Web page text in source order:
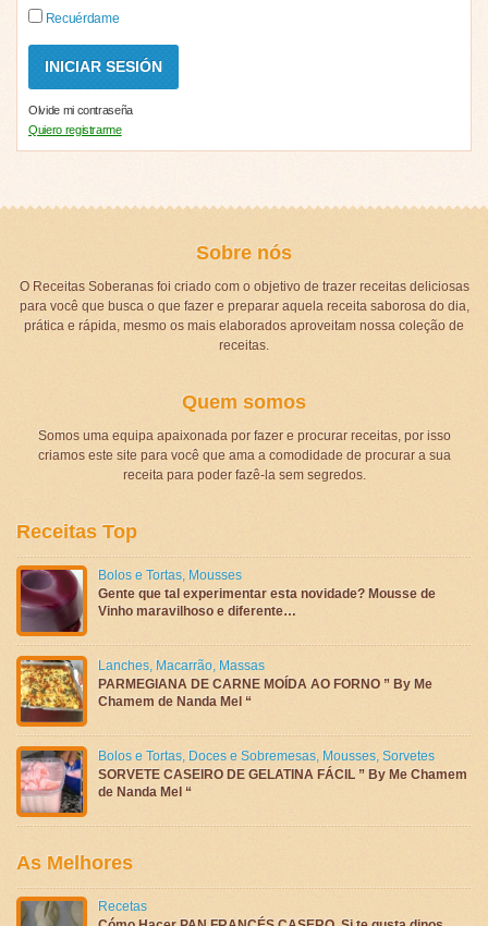
Recuérdame
Olvide mi contraseña
Quiero registrarme
Sobre nós
O Receitas Soberanas foi criado com o objetivo de trazer receitas deliciosas
para você que busca o que fazer e preparar aquela receita saborosa do dia,
prática e rápida, mesmo os mais elaborados aproveitam nossa coleção de
receitas.
Quem somos
Somos uma equipa apaixonada por fazer e procurar receitas, por isso
criamos este site para você que ama a comodidade de procurar a sua
receita para poder fazê-la sem segredos.
Receitas Top
Bolos e Tortas, Mousses
Gente que tal experimentar esta novidade? Mousse de
Vinho maravilhoso e diferente…
Lanches, Macarrão, Massas
PARMEGIANA DE CARNE MOÍDA AO FORNO ” By Me
Chamem de Nanda Mel “
Bolos e Tortas, Doces e Sobremesas, Mousses, Sorvetes
SORVETE CASEIRO DE GELATINA FÁCIL ” By Me Chamem
de Nanda Mel “
As Melhores
Recetas